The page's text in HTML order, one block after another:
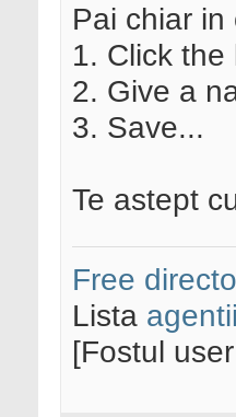
Pai chiar
1. Click the
2. Give a
3. Save...
Te astept
Free
Lista
[Fostul